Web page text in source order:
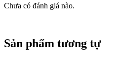
Chưa có đánh giá nào.
Sản phẩm tương tự